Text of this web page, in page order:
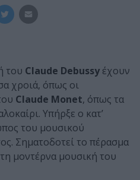
του Claude Debussy έχουν
χροιά, όπως οι
Claude Monet, όπως τα
Υπήρξε ο κατ’
του μουσικού
Σηματοδοτεί το πέρασμα
μοντέρνα μουσική του